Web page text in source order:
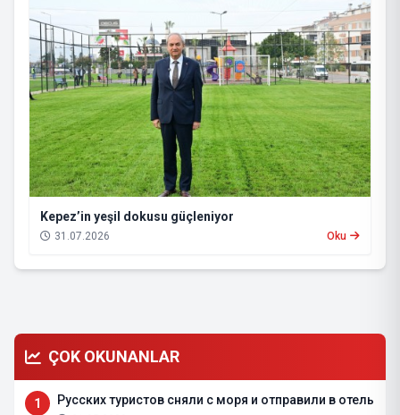
Kepez’in yeşil dokusu güçleniyor
31.07.2026 Oku
ÇOK OKUNANLAR
1 Русских туристов сняли с моря и отправили в отель